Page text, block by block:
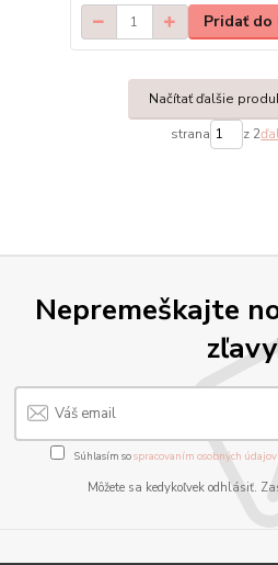
Pridať do
Načítať ďalšie
strana z 2
Nepremeškajte
Súhlasím sospracovaním osobných údajov
Môžete sa kedykoľvek odhlásiť.